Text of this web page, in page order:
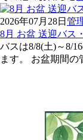
2026年07月28日 管
8月 お盆 送迎バス
バスは8/8(土)～8/
ます。 お盆期間